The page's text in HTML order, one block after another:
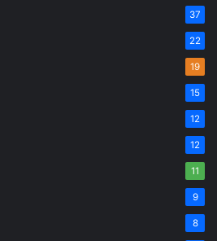
37
22
19
15
12
12
11
9
8